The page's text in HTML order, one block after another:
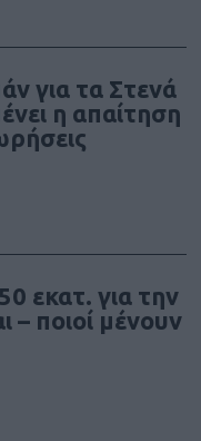
για τα Στενά
η απαίτηση
εκατ. για την
– ποιοί μένουν